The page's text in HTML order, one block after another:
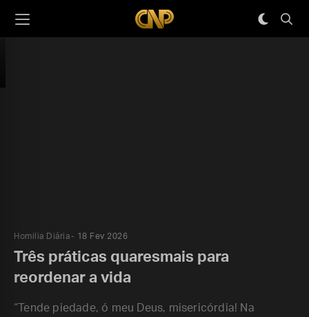
Homilia Diária 18 Fev 2026
Três práticas quaresmais para
reordenar a vida
“Tende piedade, ó meu Deus, misericórdia! Na